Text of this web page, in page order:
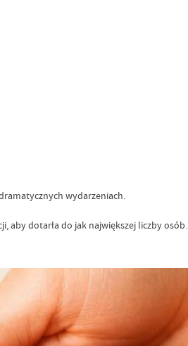
wydarzeniach.
aby dotarła do jak największej liczby osób.